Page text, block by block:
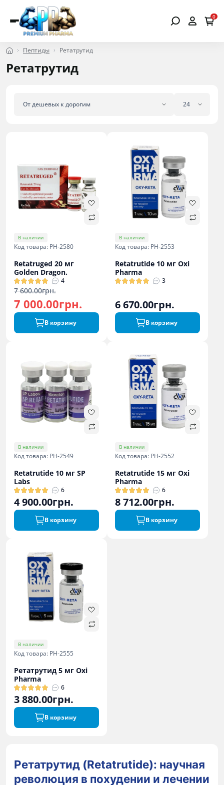
0
Пептиды Ретатрутид
Ретатрутид
В наличии
Код товара: PH-2580
Retatruged 20 мг
Golden Dragon.
4
7 600.00грн.
7 000.00грн.
В корзину
В наличии
Код товара: PH-2553
Retatrutide 10 мг Oxi
Pharma
3
6 670.00грн.
В корзину
В наличии
Код товара: PH-2549
Retatrutide 10 мг SP
Labs
6
4 900.00грн.
В корзину
В наличии
Код товара: PH-2552
Retatrutide 15 мг Oxi
Pharma
6
8 712.00грн.
В корзину
В наличии
Код товара: PH-2555
Ретатрутид 5 мг Oxi
Pharma
6
3 880.00грн.
В корзину
Ретатрутид (Retatrutide): научная
революция в похудении и лечении